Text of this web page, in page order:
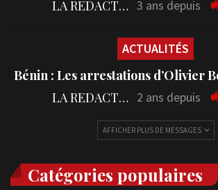
LA REDACTION 3 ans depuis
ACTUALITÉS
Bénin : Les arrestations d’Olivier
LA REDACTION 2 ans depuis
AFFICHER PLUS DE MESSAGES
Catégories populaires